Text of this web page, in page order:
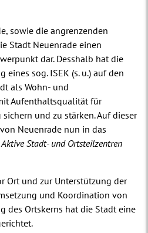
sowie die angrenzenden
Stadt Neuenrade einen
dar. Desshalb hat die
sog. ISEK (s. u.) auf den
als Wohn- und
Aufenthaltsqualität für
und zu stärken. Auf dieser
Neuenrade nun in das
Aktive Stadt- und Ortsteilzentren
Ort und zur Unterstützung der
und Koordination von
des Ortskerns hat die Stadt eine